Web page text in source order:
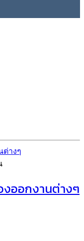
ออกงานต่างๆ